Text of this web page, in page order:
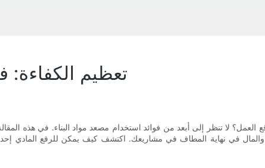
تعظيم الكفاءة:
العمل؟ لا تنظر إلى أبعد من فوائد استخدام مصعد مواد البناء. في
والمال في نهاية المطاف في مشاريعك. اكتشف كيف يمكن للرفع المادي